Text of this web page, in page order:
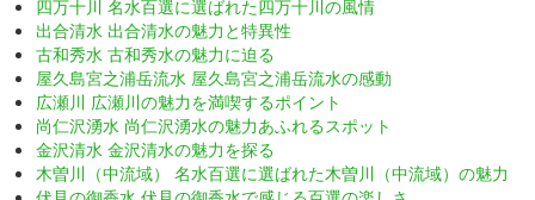
四万十川 名水百選に選ばれた四万十川の風情
出合清水 出合清水の魅力と特異性
古和秀水 古和秀水の魅力に迫る
屋久島宮之浦岳流水 屋久島宮之浦岳流水の感動
広瀬川 広瀬川の魅力を満喫するポイント
尚仁沢湧水 尚仁沢湧水の魅力あふれるスポット
金沢清水 金沢清水の魅力を探る
木曽川（中流域） 名水百選に選ばれた木曽川（中流域）の魅力